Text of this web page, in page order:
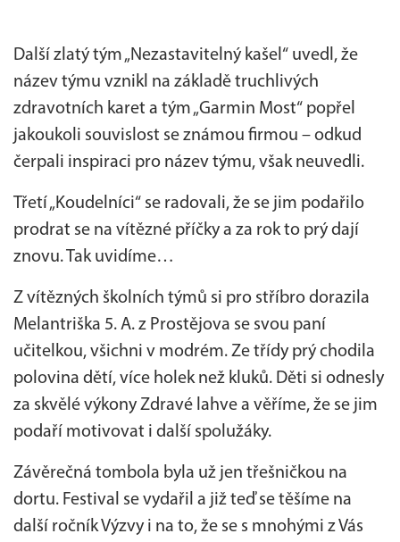
Další zlatý tým „Nezastavitelný kašel“ uvedl, že
název týmu vznikl na základě truchlivých
zdravotních karet a tým „Garmin Most“ popřel
jakoukoli souvislost se známou firmou – odkud
čerpali inspiraci pro název týmu, však neuvedli.
Třetí „Koudelníci“ se radovali, že se jim podařilo
prodrat se na vítězné příčky a za rok to prý dají
znovu. Tak uvidíme…
Z vítězných školních týmů si pro stříbro dorazila
Melantriška 5. A. z Prostějova se svou paní
učitelkou, všichni v modrém. Ze třídy prý chodila
polovina dětí, více holek než kluků. Děti si odnesly
za skvělé výkony Zdravé lahve a věříme, že se jim
podaří motivovat i další spolužáky.
Závěrečná tombola byla už jen třešničkou na
dortu. Festival se vydařil a již teď se těšíme na
další ročník Výzvy i na to, že se s mnohými z Vás